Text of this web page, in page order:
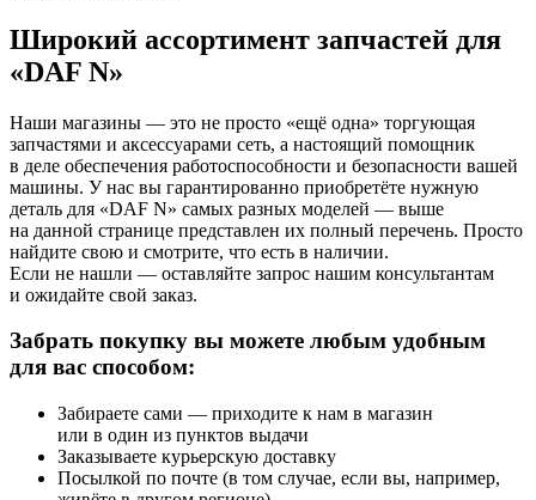
Широкий ассортимент запчастей для
«DAF N»
Наши магазины — это не просто «ещё одна» торгующая
запчастями и аксессуарами сеть, а настоящий помощник
в деле обеспечения работоспособности и безопасности вашей
машины. У нас вы гарантированно приобретёте нужную
деталь для «DAF N» самых разных моделей — выше
на данной странице представлен их полный перечень. Просто
найдите свою и смотрите, что есть в наличии.
Если не нашли — оставляйте запрос нашим консультантам
и ожидайте свой заказ.
Забрать покупку вы можете любым удобным
для вас способом:
Забираете сами — приходите к нам в магазин
или в один из пунктов выдачи
Заказываете курьерскую доставку
Посылкой по почте (в том случае, если вы, например,